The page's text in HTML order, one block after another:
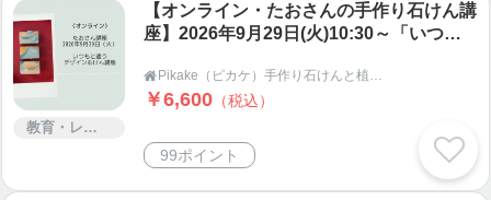
教育・レッスン・講習
【オンライン・たおさんの手作り石けん講
座】2026年9月29日(火)10:30～「いつも
（ピカケ）
 Pikake（ピカケ）手作り石けんと植物の手仕事教室 オンラインショップ
￥6,600 （税込）
99ポイント